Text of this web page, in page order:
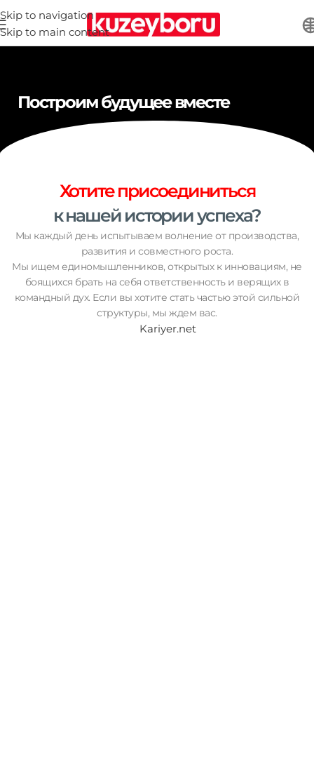
Skip to navigation
Skip to main content
Построим будущее вместе
Хотите присоединиться
к нашей истории успеха?
Мы каждый день испытываем волнение от производства,
развития и совместного роста.
Мы ищем единомышленников, открытых к инновациям, не
боящихся брать на себя ответственность и верящих в
командный дух. Если вы хотите стать частью этой сильной
структуры, мы ждем вас.
Kariyer.net